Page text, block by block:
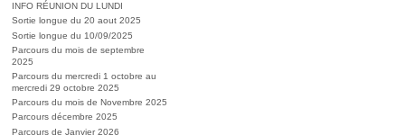
INFO RÉUNION DU LUNDI
Sortie longue du 20 aout 2025
Sortie longue du 10/09/2025
Parcours du mois de septembre
2025
Parcours du mercredi 1 octobre au
mercredi 29 octobre 2025
Parcours du mois de Novembre 2025
Parcours décembre 2025
Parcours de Janvier 2026